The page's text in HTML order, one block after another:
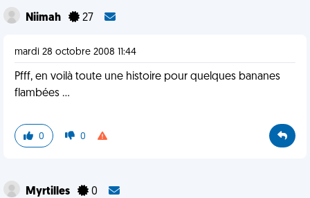
Niimah 27
mardi 28 octobre 2008 11:44
Pfff, en voilà toute une histoire pour quelques bananes
flambées ...
0 0
Myrtilles 0